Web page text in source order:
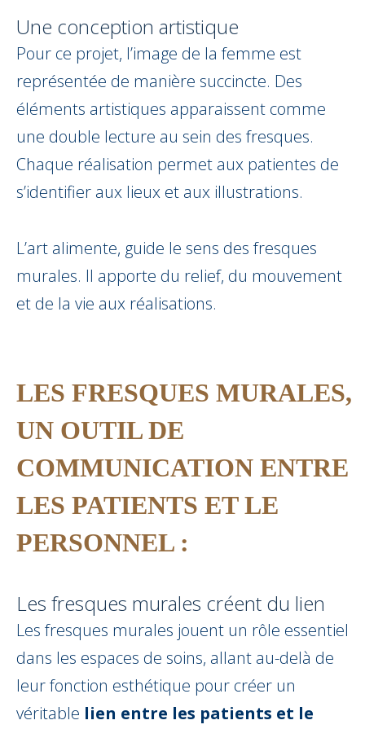
Une conception artistique
Pour ce projet, l’image de la femme est
représentée de manière succincte. Des
éléments artistiques apparaissent comme
une double lecture au sein des fresques.
Chaque réalisation permet aux patientes de
s’identifier aux lieux et aux illustrations.
L’art alimente, guide le sens des fresques
murales. Il apporte du relief, du mouvement
et de la vie aux réalisations.
LES FRESQUES MURALES,
UN OUTIL DE
COMMUNICATION ENTRE
LES PATIENTS ET LE
PERSONNEL :
Les fresques murales créent du lien
Les fresques murales jouent un rôle essentiel
dans les espaces de soins, allant au-delà de
leur fonction esthétique pour créer un
véritable lien entre les patients et le